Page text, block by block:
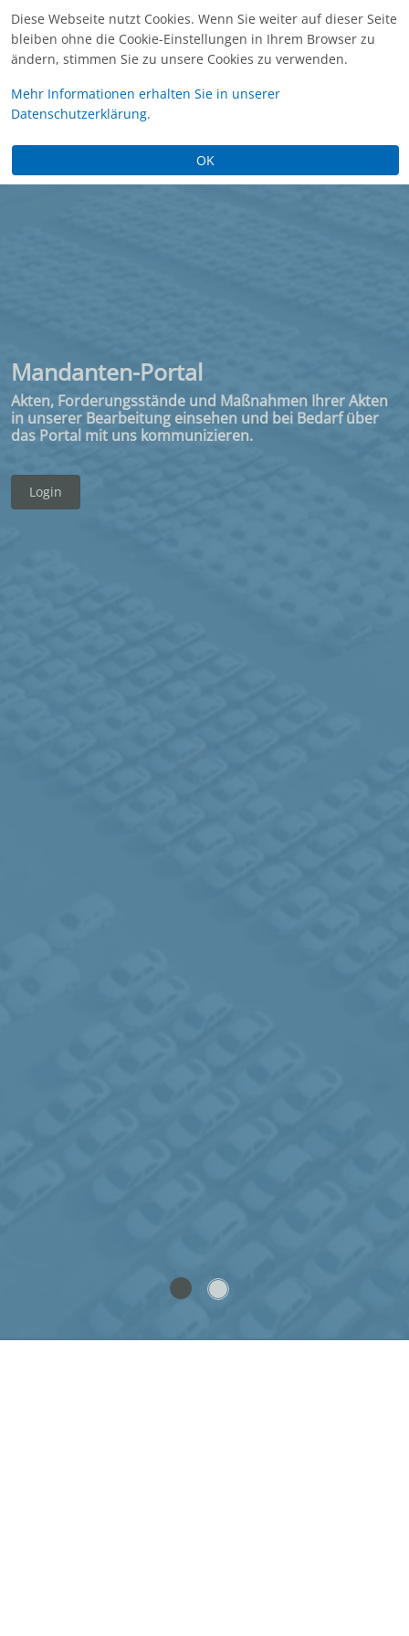
Diese Webseite nutzt Cookies. Wenn Sie weiter auf dieser Seite
bleiben ohne die Cookie-Einstellungen in Ihrem Browser zu
ändern, stimmen Sie zu unsere Cookies zu verwenden.
Mehr Informationen erhalten Sie in unserer
Datenschutzerklärung.
OK
Mandanten-Portal
Akten, Forderungsstände und Maßnahmen Ihrer Akten
in unserer Bearbeitung einsehen und bei Bedarf über
das Portal mit uns kommunizieren.
Login
Unser Service für unsere
Mandanten
Immer auf dem Laufenden mit aktuellen Reports,
Dashboard und Dokumente sicher austauschen.
Login